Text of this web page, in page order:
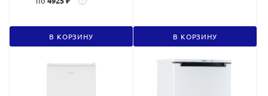
В КОРЗИНУ В КОРЗИНУ